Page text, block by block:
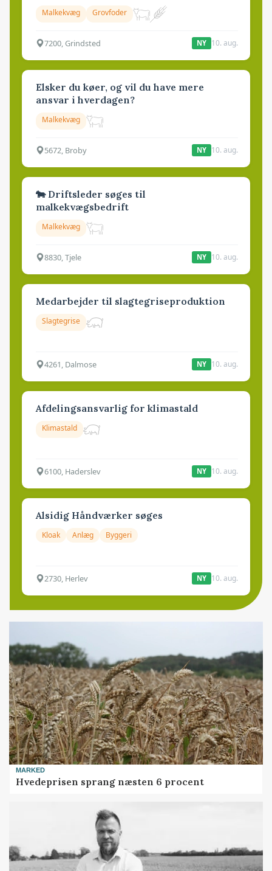
Malkekvæg Grovfoder
7200, Grindsted NY 10. aug.
Elsker du køer, og vil du have mere
ansvar i hverdagen?
Malkekvæg
5672, Broby NY 10. aug.
🐄 Driftsleder søges til
malkekvægsbedrift
Malkekvæg
8830, Tjele NY 10. aug.
Medarbejder til slagtegriseproduktion
Slagtegrise
4261, Dalmose NY 10. aug.
Afdelingsansvarlig for klimastald
Klimastald
6100, Haderslev NY 10. aug.
Alsidig Håndværker søges
Kloak Anlæg Byggeri
2730, Herlev NY 10. aug.
MARKED
Hvedeprisen sprang næsten 6 procent